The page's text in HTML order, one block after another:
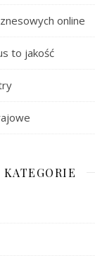
online
to jakość
KATEGORIE